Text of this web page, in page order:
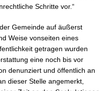
Schritte vor.“
Gemeinde auf äußerst
Weise vonseiten eines
getragen wurden
eine noch bis vor
denunziert und öffentlich an
dieser Stelle angemerkt,